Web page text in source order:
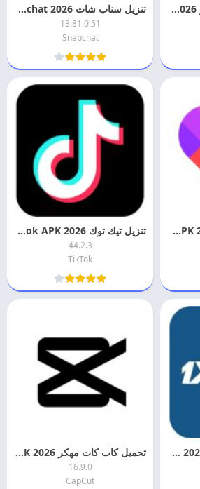
تنزيل سناب تيوب الاصفر 2026 Snaptube APK احدث اصدار تنزيل سناب شات 2026 Snapchat مهكر اخر اصدار
13.81.0.51
Snapchat
تحميل تطبيق لايكي 2026 Likee APK اخر اصدار تنزيل تيك توك 2026 TikTok APK برابط مباشر للاندرويد
44.2.3
TikTok
تحميل سكربت التفاحه 2026 Script 1xbet Apple APK احدث اصدار مجانا تحميل كاب كات مهكر 2026 CapCut APK بدون علامه مائيه مجانا
16.9.0
CapCut